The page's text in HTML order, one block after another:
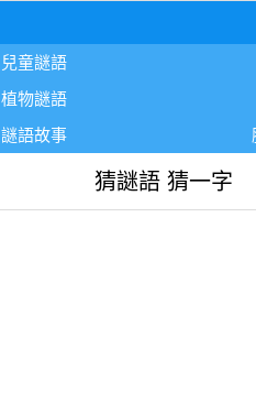
兒童謎語
植物謎語
謎語故事
猜謎語 猜一字